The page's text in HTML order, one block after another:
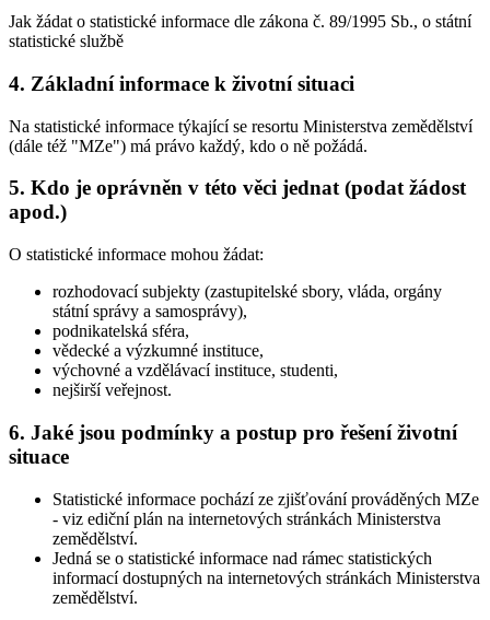
Jak žádat o statistické informace dle zákona č. 89/1995 Sb., o státní
statistické službě
4. Základní informace k životní situaci
Na statistické informace týkající se resortu Ministerstva zemědělství
(dále též "MZe") má právo každý, kdo o ně požádá.
5. Kdo je oprávněn v této věci jednat (podat žádost
apod.)
O statistické informace mohou žádat:
rozhodovací subjekty (zastupitelské sbory, vláda, orgány
státní správy a samosprávy),
podnikatelská sféra,
vědecké a výzkumné instituce,
výchovné a vzdělávací instituce, studenti,
nejširší veřejnost.
6. Jaké jsou podmínky a postup pro řešení životní
situace
Statistické informace pochází ze zjišťování prováděných MZe
- viz ediční plán na internetových stránkách Ministerstva
zemědělství.
Jedná se o statistické informace nad rámec statistických
informací dostupných na internetových stránkách Ministerstva
zemědělství.